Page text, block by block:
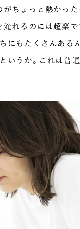
がちょっと熱かっ
淹れるのには超楽
にもたくさんある
いうか。これは普